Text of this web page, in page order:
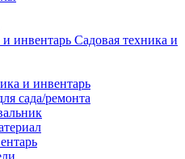
Садовая техника и
и инвентарь
сада/ремонта